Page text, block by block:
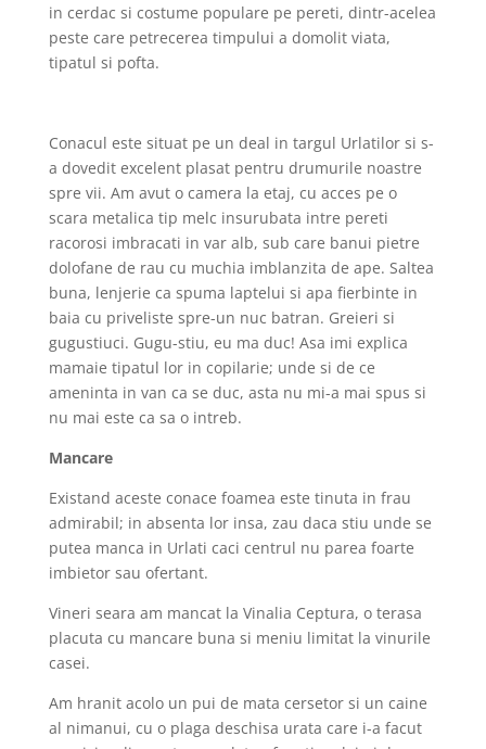
in cerdac si costume populare pe pereti, dintr-acelea
peste care petrecerea timpului a domolit viata,
tipatul si pofta.
Conacul este situat pe un deal in targul Urlatilor si s-
a dovedit excelent plasat pentru drumurile noastre
spre vii. Am avut o camera la etaj, cu acces pe o
scara metalica tip melc insurubata intre pereti
racorosi imbracati in var alb, sub care banui pietre
dolofane de rau cu muchia imblanzita de ape. Saltea
buna, lenjerie ca spuma laptelui si apa fierbinte in
baia cu priveliste spre-un nuc batran. Greieri si
gugustiuci. Gugu-stiu, eu ma duc! Asa imi explica
mamaie tipatul lor in copilarie; unde si de ce
ameninta in van ca se duc, asta nu mi-a mai spus si
nu mai este ca sa o intreb.
Mancare
Existand aceste conace foamea este tinuta in frau
admirabil; in absenta lor insa, zau daca stiu unde se
putea manca in Urlati caci centrul nu parea foarte
imbietor sau ofertant.
Vineri seara am mancat la Vinalia Ceptura, o terasa
placuta cu mancare buna si meniu limitat la vinurile
casei.
Am hranit acolo un pui de mata cersetor si un caine
al nimanui, cu o plaga deschisa urata care i-a facut